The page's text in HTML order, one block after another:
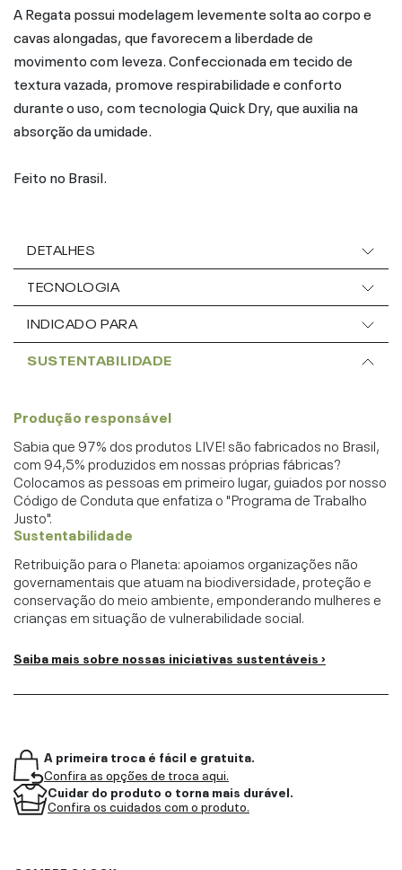
A Regata possui modelagem levemente solta ao corpo e
cavas alongadas, que favorecem a liberdade de
movimento com leveza. Confeccionada em tecido de
textura vazada, promove respirabilidade e conforto
durante o uso, com tecnologia Quick Dry, que auxilia na
absorção da umidade.
Feito no Brasil.
DETALHES
TECNOLOGIA
INDICADO PARA
SUSTENTABILIDADE
Produção responsável
Sabia que 97% dos produtos LIVE! são fabricados no Brasil,
com 94,5% produzidos em nossas próprias fábricas?
Colocamos as pessoas em primeiro lugar, guiados por nosso
Código de Conduta que enfatiza o "Programa de Trabalho
Justo".
Sustentabilidade
Retribuição para o Planeta: apoiamos organizações não
governamentais que atuam na biodiversidade, proteção e
conservação do meio ambiente, emponderando mulheres e
crianças em situação de vulnerabilidade social.
Saiba mais sobre nossas iniciativas sustentáveis ›
A primeira troca é fácil e gratuita.
Confira as opções de troca aqui.
Cuidar do produto o torna mais durável.
Confira os cuidados com o produto.